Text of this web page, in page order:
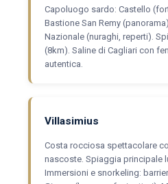
Capoluogo sardo: Castello
Bastione San Remy
Nazionale (nuraghi, reperti).
(8km). Saline di Cagliari con
autentica.
Villasimius
Costa rocciosa spettacolare
nascoste. Spiaggia principale
Immersioni e snorkeling: